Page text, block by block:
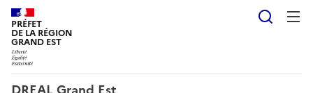
PRÉFET
DE LA RÉGION
GRAND EST